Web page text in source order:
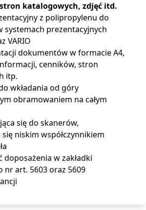
katalogowych, zdjęć itd.
z polipropylenu do
systemach prezentacyjnych
VARIO
dokumentów w formacie A4,
cenników, stron
itp.
wkładania od góry
obramowaniem na całym
się do skanerów,
niskim współczynnikiem
doposażenia w zakładki
nr art. 5603 oraz 5609